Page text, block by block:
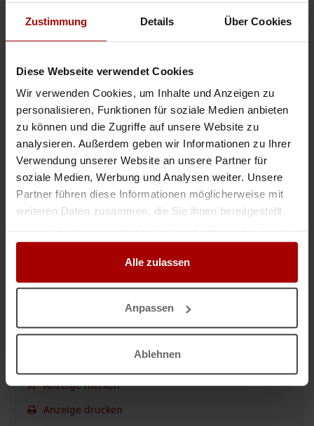
Zustimmung Details Über Cookies
Diese Webseite verwendet Cookies
Wir verwenden Cookies, um Inhalte und Anzeigen zu
personalisieren, Funktionen für soziale Medien anbieten
zu können und die Zugriffe auf unsere Website zu
analysieren. Außerdem geben wir Informationen zu Ihrer
Verwendung unserer Website an unsere Partner für
soziale Medien, Werbung und Analysen weiter. Unsere
Partner führen diese Informationen möglicherweise mit
weiteren Daten zusammen, die Sie ihnen bereitgestellt
gesammelt haben.
Alle zulassen
Anpassen
Ablehnen
präzise und zuverlässige Arbeit. Langjährige Erfahrung im Bereich
Küchen-und Möbelmontage
ehr geehrte Damen und Herren, wir sind ein erfahrenes Montageteam, das
sich auf die professionelle Montage von Einbauküchen in ganz Bayern,
Sachsen und Hessen spezialisiert hat. Als unabhängige Monte ..
Gesuchin 86150, Augsburg 12.11.2025
Dann lassen Sie sichkostenlosvon Unternehmen finden:
Anzeige merken
Anzeige drucken